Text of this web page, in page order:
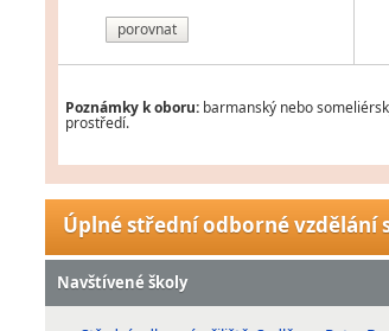
porovnat
Poznámky k oboru: barmanský nebo
prostředí.
Úplné střední odborné
Navštívené školy